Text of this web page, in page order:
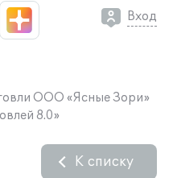
Вход
ООО «Ясные Зори»
8.0»
К списку